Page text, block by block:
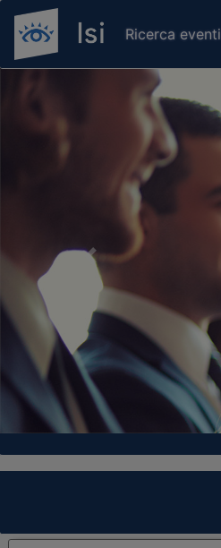
Ricerca eventi
Previous